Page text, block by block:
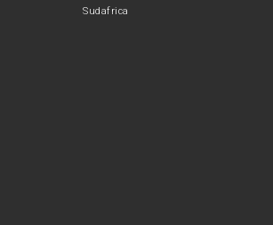
Sudafrica